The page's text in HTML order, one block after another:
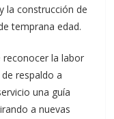
la construcción de
temprana edad.
reconocer la labor
respaldo a
una guía
a nuevas